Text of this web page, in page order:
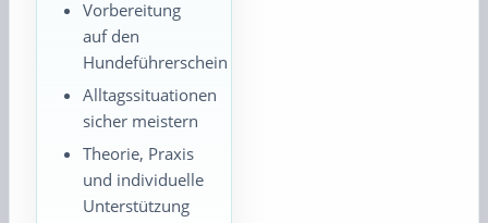
Vorbereitung
auf den
Hundeführerschein
Alltagssituationen
sicher meistern
Theorie, Praxis
und individuelle
Unterstützung